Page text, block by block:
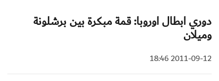
دوري ابطال اوروبا: قمة مبكرة بين برشلونة
وميلان
2011-09-12 18:46